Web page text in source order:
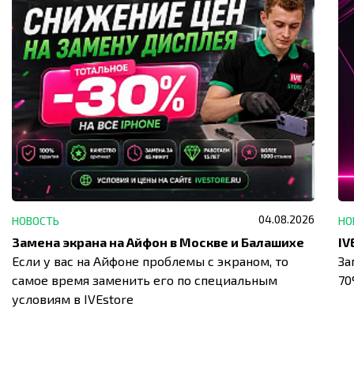
НОВОСТЬ 04.08.2026
Замена экрана на Айфон в Москве и Балашихе
Если у вас на Айфоне проблемы с экраном, то
самое время заменить его по специальным
условиям в IVEstore